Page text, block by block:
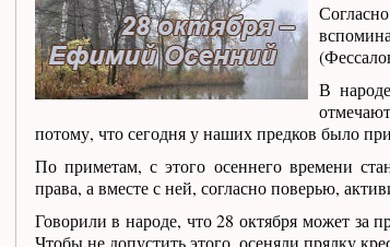
В
потому, что сегодня у наших предков было
По приметам, с этого осеннего времени
права, а вместе с ней, согласно поверью,
Говорили в народе, что 28 октября может за
Чтобы не допустить этого, осеняли прялку